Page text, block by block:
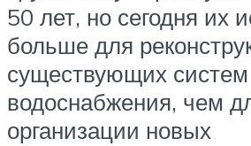
50 лет, но сегодня их
больше для
существующих систем
водоснабжения, чем
организации новых